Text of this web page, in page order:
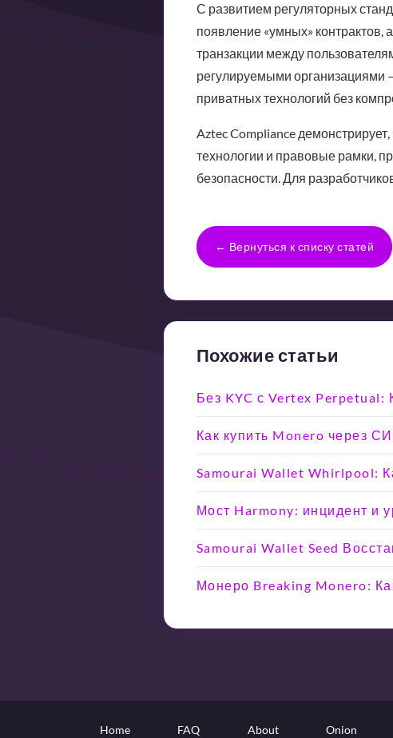
С развитием регуляторных
появление «умных»
транзакции между
регулируемыми организациями
приватных технологий без
Aztec Compliance
технологии и правовые рамки,
безопасности. Для
← Вернуться к списку статей
Похожие статьи
Без KYC с Vertex Perpetual:
Как купить Monero через
Samourai Wallet Whirlpool:
Мост Harmony: инцидент и
Samourai Wallet Seed
Монеро Breaking Monero:
Home FAQ About Onion